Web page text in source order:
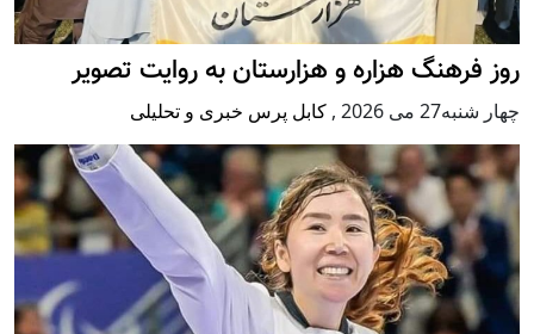
روز فرهنگ هزاره و هزارستان به روایت تصویر
چهار شنبه27 می 2026 , کابل پرس خبری و تحلیلی